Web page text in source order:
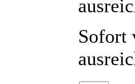
Sofort